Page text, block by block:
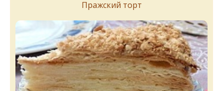
Пражский торт